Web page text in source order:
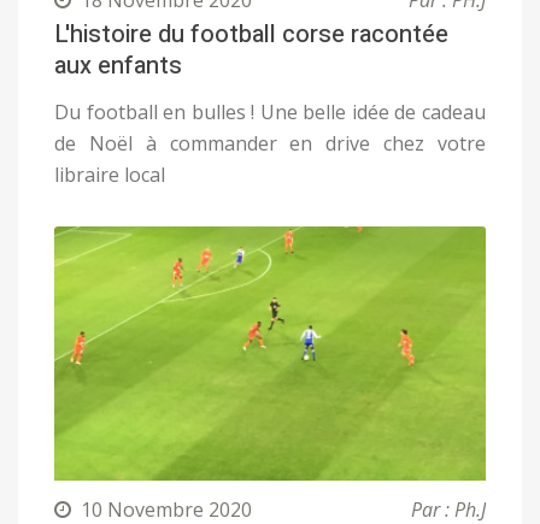
L'histoire du football corse racontée
aux enfants
Du football en bulles ! Une belle idée de cadeau
de Noël à commander en drive chez votre
libraire local
10 Novembre 2020 Par : Ph.J